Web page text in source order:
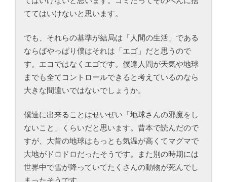
ててはいけないと思います。
でも、それらの基準が結局は「人間の生活」である
ならばやっぱり僕はそれは「エゴ」だと思うので
す。エコではなくエゴです。僕達人間が天気や地球
までも全てコントロールできると考えているのなら
大きな間違いではないでしょうか。
僕達に出来ることはせいぜい「地球さんの邪魔をし
ないこと」くらいだと思います。昔本で読んだので
すが、大昔の地球はもっとも気温が高くてマグマで
大地がドロドロだったそうです。また別の時期には
世界中で雪が降っていてたくさんの動物が死んでし